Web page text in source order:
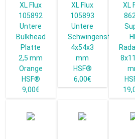
XL Flux
105892
Untere
Bulkhead
Platte
2,5 mm
Orange
HSF®
9,00€
XL Flux
105893
Untere
Schwingenstrebe
4x54x3
mm
HSF®
6,00€
XL